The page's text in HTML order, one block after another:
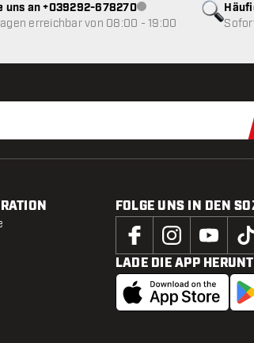
uns an +039292-678270Kundenservice nicht
erreichbar von 08:00 - 19:00
FOLGE UNS IN DEN
LADE DIE APP